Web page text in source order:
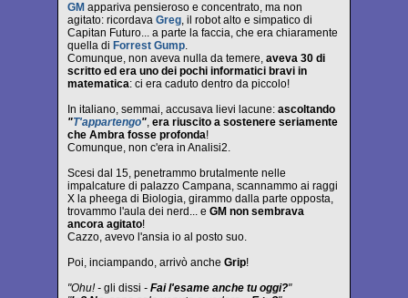
GM appariva pensieroso e concentrato, ma non
agitato: ricordava Greg, il robot alto e simpatico di
Capitan Futuro... a parte la faccia, che era chiaramente
quella di Forrest Gump.
Comunque, non aveva nulla da temere, aveva 30 di
scritto ed era uno dei pochi informatici bravi in
matematica: ci era caduto dentro da piccolo!
In italiano, semmai, accusava lievi lacune: ascoltando
"T'appartengo", era riuscito a sostenere seriamente
che Ambra fosse profonda!
Comunque, non c'era in Analisi2.
Scesi dal 15, penetrammo brutalmente nelle
impalcature di palazzo Campana, scannammo ai raggi
X la pheega di Biologia, girammo dalla parte opposta,
trovammo l'aula dei nerd... e GM non sembrava
ancora agitato!
Cazzo, avevo l'ansia io al posto suo.
Poi, inciampando, arrivò anche Grip!
"Ohu! - gli dissi - Fai l'esame anche tu oggi?"